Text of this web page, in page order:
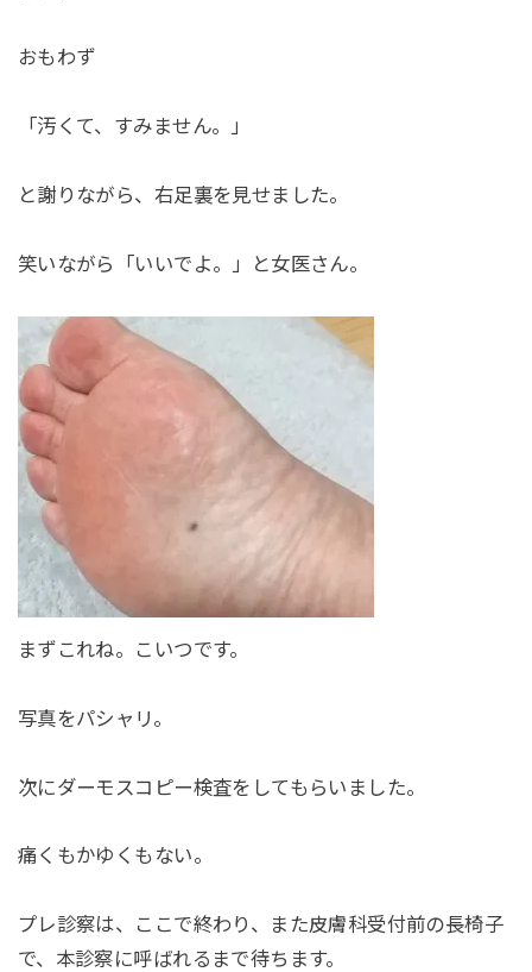
おもわず
「汚くて、すみません。」
と謝りながら、右足裏を見せました。
笑いながら「いいでよ。」と女医さん。
まずこれね。こいつです。
写真をパシャリ。
次にダーモスコピー検査をしてもらいました。
痛くもかゆくもない。
プレ診察は、ここで終わり、また皮膚科受付前の長椅子
で、本診察に呼ばれるまで待ちます。